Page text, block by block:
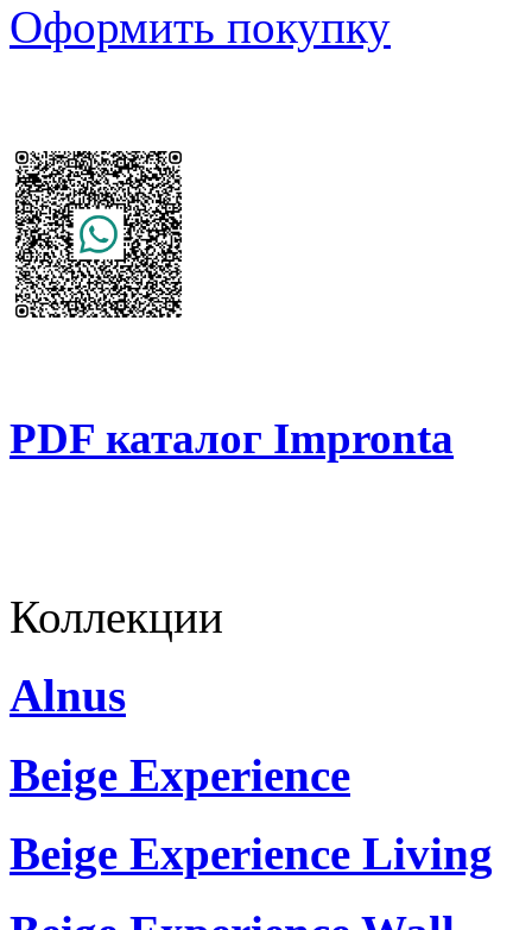
Оформить покупку
PDF каталог Impronta
Коллекции
Alnus
Beige Experience
Beige Experience Living